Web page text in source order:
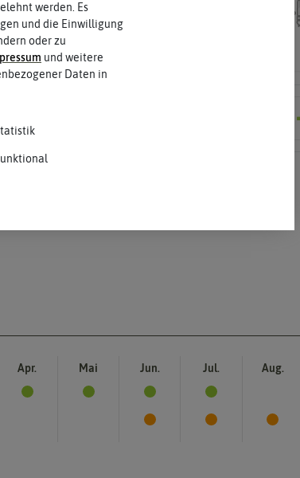
Blütenfarbe
sein.
Apr. Mai Jun. Jul. Aug.
werden. Es
und die Einwilligung
oder zu
und weitere
Daten in